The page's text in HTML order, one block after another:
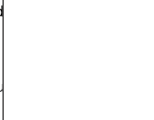
trading
solo subproceso;